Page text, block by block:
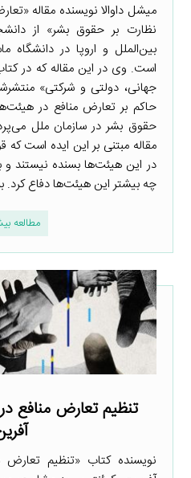
میشل داوالا نویسنده مقاله
نظارت بر حقوق بشر» از
بین‌الملل و اروپا در
است. وی در این مقاله که در
جهانی، دولتی و شرکتی»
حاکم بر تعارض منافع در
مقاله مبتنی بر این ایده است که
در این هیئت‌ها بسنده نیستند و
چه بیشتر این هیئت‌ها دفاع کرد.
مطالعه
تنظیم تعارض
نویسنده کتاب «تنظیم